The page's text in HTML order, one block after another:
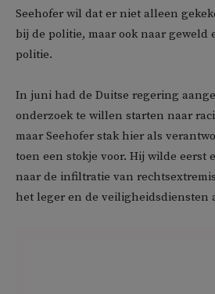
Seehofer wil dat er niet alleen
bij de politie, maar ook naar geweld
politie.
In juni had de Duitse regering
onderzoek te willen starten naar
maar Seehofer stak hier als
toen een stokje voor. Hij wilde eerst
naar de infiltratie van
het leger en de veiligheidsdiensten